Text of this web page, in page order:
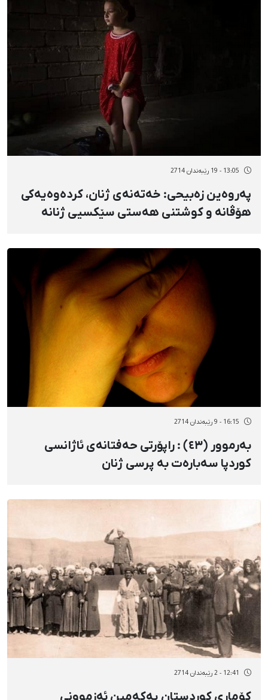
13:05 - 19 رێبەندان 2714
پەروەین زەبیحی: خەتەنەی ژنان، کردەوەیەکی
هۆڤانە و کوشتنی هەستی سێکسیی ژنانە
16:15 - 9 رێبەندان 2714
بەرموور (٤٣) : راپۆرتی حەفتانەی ئاژانسی
کوردپا سەبارەت بە پرسی ژنان
12:41 - 2 رێبەندان 2714